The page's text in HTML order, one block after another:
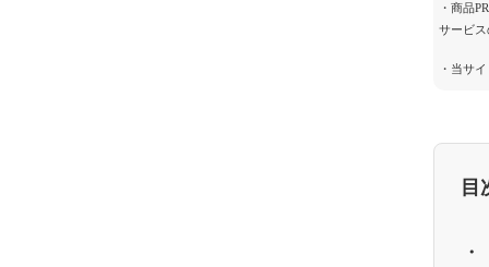
・商品
サービ
・当サ
目